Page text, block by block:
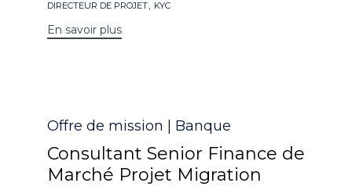
DIRECTEUR DE PROJET, KYC
En savoir plus
Catégorie
Offre de mission | Banque
Consultant Senior Finance de
Marché Projet Migration